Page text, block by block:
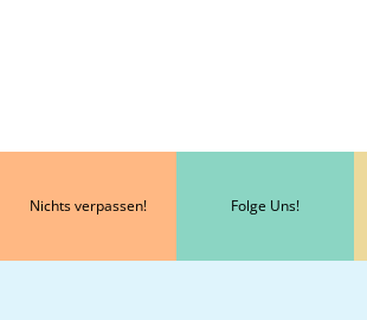
Nichts verpassen! Folge Uns!